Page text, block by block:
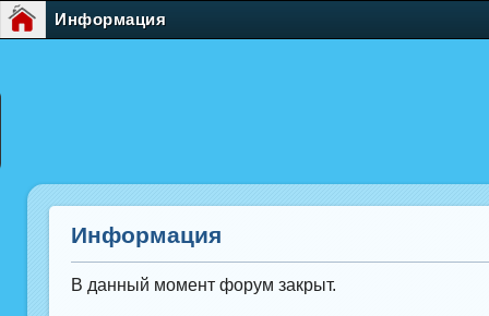
Информация
Информация
В данный момент форум закрыт.